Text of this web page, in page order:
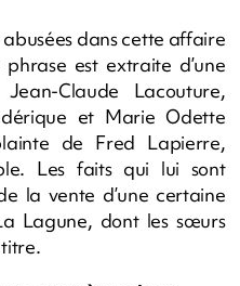
dans cette affaire
est extraite d’une
Claude Lacouture,
et Marie Odette
de Fred Lapierre,
Les faits qui lui sont
la vente d’une certaine
Lagune, dont les sœurs